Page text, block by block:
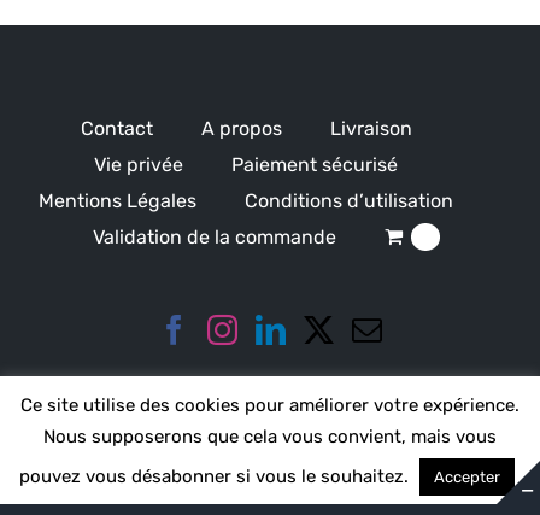
Contact A propos
Livraison
Vie privée
Paiement sécurisé
Mentions Légales
Conditions d’utilisation
Validation de la commande
Ce site utilise des cookies pour améliorer votre expérience.
Nous supposerons que cela vous convient, mais vous
pouvez vous désabonner si vous le souhaitez.
Accepter